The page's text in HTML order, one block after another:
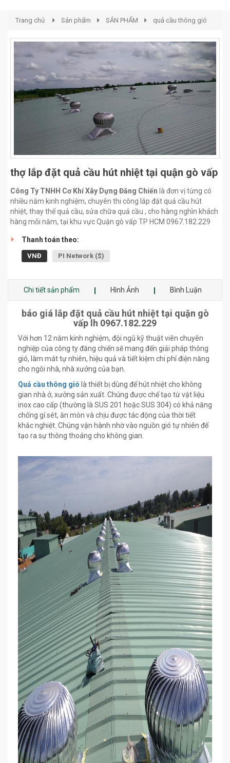
Trang chủ Sản phẩm SẢN PHẨM quả cầu thông gió
thợ lắp đặt quả cầu hút nhiệt tại quận gò vấp
Công Ty TNHH Cơ Khí Xây Dựng Đăng Chiến là đơn vị từng có
nhiều năm kinh nghiệm, chuyên thi công lắp đặt quả cầu hút
nhiệt, thay thế quả cầu, sửa chữa quả cầu , cho hàng nghìn khách
hàng mỗi năm, tại khu vực Quận gò vấp TP HCM 0967.182.229
Thanh toán theo:
VNĐ PI Network ($)
Chi tiết sản phẩm Hình Ảnh Bình Luận
báo giá lắp đặt quả cầu hút nhiệt tại quận gò
vấp lh 0967.182.229
Với hơn 12 năm kinh nghiệm, đội ngũ kỹ thuật viên chuyên
nghiệp của công ty đăng chiến sẽ mang đến giải pháp thông
gió, làm mát tự nhiên, hiệu quả và tiết kiệm chi phí điện năng
cho ngôi nhà, nhà xưởng của bạn.
Quả cầu thông gió là thiết bị dùng để hút nhiệt cho không
gian nhà ở, xưởng sản xuất. Chúng được chế tạo từ vật liệu
inox cao cấp (thường là SUS 201 hoặc SUS 304) có khả năng
chống gỉ sét, ăn mòn và chịu được tác động của thời tiết
khắc nghiệt. Chúng vận hành nhờ vào nguồn gió tự nhiên để
tạo ra sự thông thoáng cho không gian.